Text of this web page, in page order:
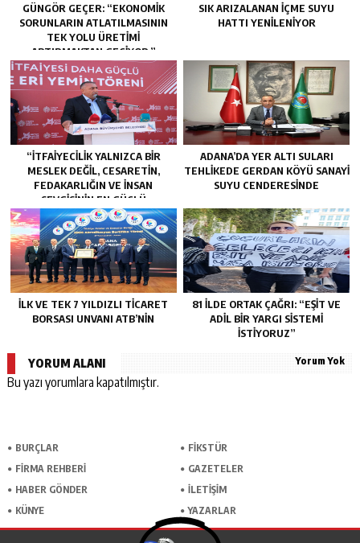
GÜNGÖR GEÇER: “EKONOMIK
SORUNLARIN ATLATILMASININ
TEK YOLU ÜRETIMI
ARTIRMAKTAN GEÇIYOR.”
SIK ARIZALANAN IÇME SUYU
HATTI YENILENIYOR
“İTFAIYECILIK YALNIZCA BIR
MESLEK DEĞIL, CESARETIN,
FEDAKARLIĞIN VE INSAN
SEVGISININ EN GÜÇLÜ
TEMSILIDIR.”
ADANA’DA YER ALTI SULARI
TEHLİKEDE GERDAN KÖYÜ SANAYİ
SUYU CENDERESİNDE
İLK VE TEK 7 YILDIZLI TİCARET
BORSASI UNVANI ATB’NİN
81 İLDE ORTAK ÇAĞRI: “EŞİT VE
ADİL BİR YARGI SİSTEMİ
İSTİYORUZ”
YORUM ALANI Yorum Yok
Bu yazı yorumlara kapatılmıştır.
BURÇLAR
FİKSTÜR
FİRMA REHBERİ
GAZETELER
HABER GÖNDER
İLETİŞİM
KÜNYE
YAZARLAR